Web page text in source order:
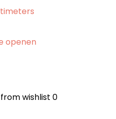
openen
wishlist 0